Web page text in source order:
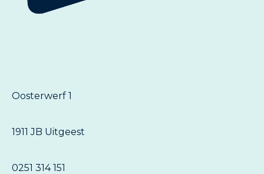
Oosterwerf 1
1911 JB Uitgeest
0251 314 151